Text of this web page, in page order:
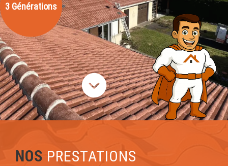
3 Générations
NOS PRESTATIONS